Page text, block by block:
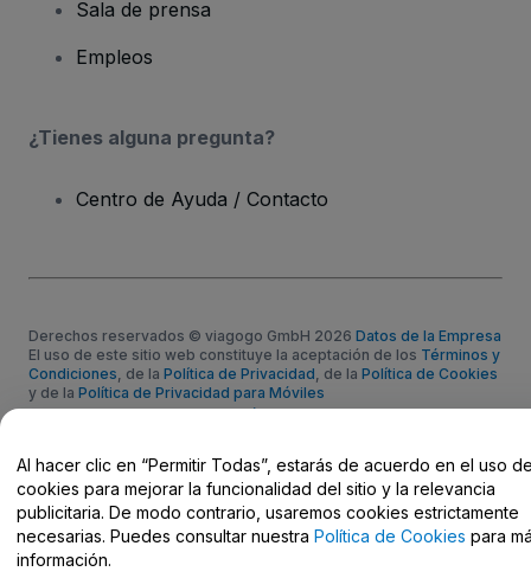
Sala de prensa
Empleos
¿Tienes alguna pregunta?
Centro de Ayuda / Contacto
Derechos reservados © viagogo GmbH 2026 Datos de la Empresa
El uso de este sitio web constituye la aceptación de los Términos y
Condiciones, de la Política de Privacidad, de la Política de Cookies
y de la Política de Privacidad para Móviles
No compartir mi información personal ni tus opciones de
Al hacer clic en “Permitir Todas”, estarás de acuerdo en el uso
cookies para mejorar la funcionalidad del sitio y la relevancia
publicitaria. De modo contrario, usaremos cookies estrictamente
necesarias. Puedes consultar nuestra Política de Cookies para
información.